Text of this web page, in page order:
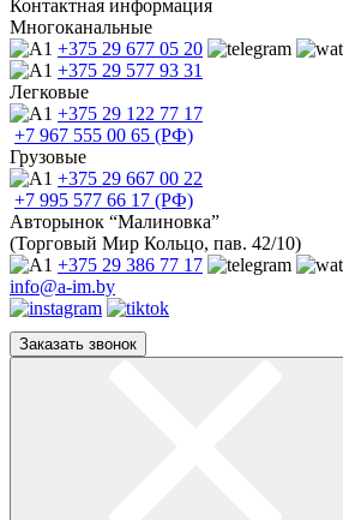
Контактная информация
Многоканальные
+375 29 677 05 20
+375 29 577 93 31
Легковые
+375 29 122 77 17
+7 967 555 00 65 (РФ)
Грузовые
+375 29 667 00 22
+7 995 577 66 17 (РФ)
Авторынок “Малиновка”
(Торговый Мир Кольцо, пав. 42/10)
+375 29 386 77 17
info@a-im.by
Заказать звонок